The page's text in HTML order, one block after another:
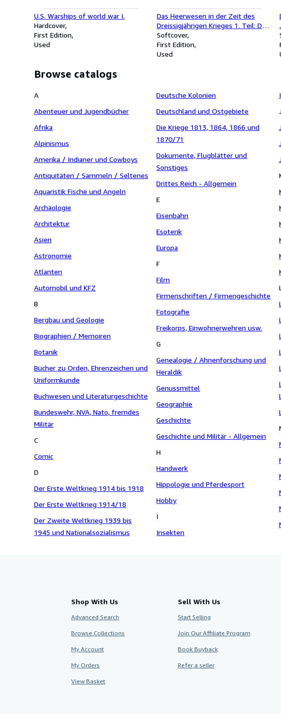
U.S. Warships of world war I.
Hardcover
First Edition
Used
Das Heerwesen in der Zeit des
Dreissigjährigen Krieges 1. Teil: Das
Söldnertum.
Entwicklungsgeschichte des
deutschen Heerwesens 1. Teil.
Softcover
First Edition
Used
Browse catalogs
A
Abenteuer und Jugendbücher
Afrika
Alpinismus
Amerika / Indianer und Cowboys
Antiquitäten / Sammeln / Seltenes
Aquaristik Fische und Angeln
Archäologie
Architektur
Asien
Astronomie
Atlanten
Automobil und KFZ
B
Bergbau und Geologie
Biographien / Memoiren
Botanik
Bücher zu Orden, Ehrenzeichen und
Uniformkunde
Buchwesen und Literaturgeschichte
Bundeswehr, NVA, Nato, fremdes
Militär
C
Comic
D
Der Erste Weltkrieg 1914 bis 1918
Der Erste Weltkrieg 1914/18
Der Zweite Weltkrieg 1939 bis
1945 und Nationalsozialismus
Deutsche Kolonien
Deutschland und Ostgebiete
Die Kriege 1813, 1864, 1866 und
1870/71
Dokumente, Flugblätter und
Sonstiges
Drittes Reich - Allgemein
E
Eisenbahn
Esoterik
Europa
F
Film
Firmenschriften / Firmengeschichte
Fotografie
Freikorps, Einwohnerwehren usw.
G
Genealogie / Ahnenforschung und
Heraldik
Genussmittel
Geographie
Geschichte
Geschichte und Militär - Allgemein
H
Handwerk
Hippologie und Pferdesport
Hobby
I
Insekten
Shop With Us
Advanced Search
Browse Collections
My Account
My Orders
View Basket
Sell With Us
Start Selling
Join Our Affiliate Program
Book Buyback
Refer a seller